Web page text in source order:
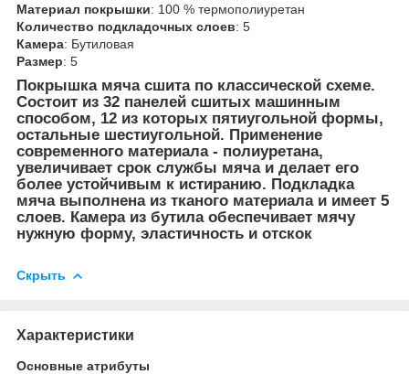
Материал покрышки: 100 % термополиуретан
Количество подкладочных слоев: 5
Камера: Бутиловая
Размер: 5
Покрышка мяча сшита по классической схеме.
Состоит из 32 панелей сшитых машинным
способом, 12 из которых пятиугольной формы,
остальные шестиугольной. Применение
современного материала - полиуретана,
увеличивает срок службы мяча и делает его
более устойчивым к истиранию. Подкладка
мяча выполнена из тканого материала и имеет 5
слоев. Камера из бутила обеспечивает мячу
нужную форму, эластичность и отскок
Скрыть
Характеристики
Основные атрибуты